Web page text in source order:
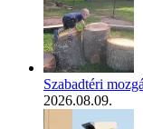
Szabadtéri
2026.08.09.